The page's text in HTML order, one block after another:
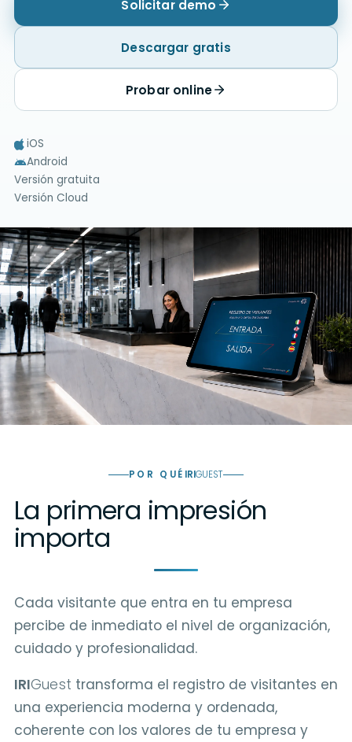
Solicitar demo
Descargar gratis
Probar online
iOS
Android
Versión gratuita
Versión Cloud
POR QUÉ IRIGUEST
La primera impresión
importa
Cada visitante que entra en tu empresa
percibe de inmediato el nivel de organización,
cuidado y profesionalidad.
IRIGuest transforma el registro de visitantes en
una experiencia moderna y ordenada,
coherente con los valores de tu empresa y